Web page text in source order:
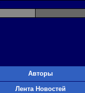
Авторы
Лента Новостей